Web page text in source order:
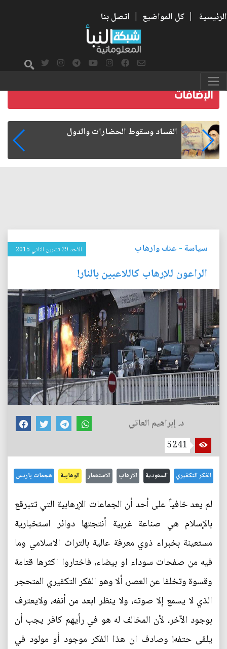
الرئيسية | كل المواضيع | اتصل بنا
رواتب الموظفين على صفيح ساخن
سياسة- عنف وارهاب الأحد 29 تشرين الثاني 2015
الراعون للإرهاب كاللاعبين بالنار!
د. إبراهيم العاتي
5241
الفكر التكفيري السعودية الارهاب الاستعمار الوهابية هجمات باريس
لم يعد خافياً على أحد أن الجماعات الإرهابية التي تتبرقع
بالإسلام هي صناعة غربية أنتجتها دوائر استخبارية
مستعينة بخبراء ذوي معرفة عالية بالتراث الاسلامي وما
فيه من صفحات سوداء او بيضاء، فاختاروا اكثرها قتامة
وقسوة وتخلفا عن العصر، ألا وهو الفكر التكفيري المتحجر
الذي لا يسمع إلا صوته، ولا ينظر ابعد من أنفه، ولايعترف
بوجود الآخر، لأن المخالف له هو في رأيهم كافر يجب أن
يلقى حتفه! وصادف ان هذا الفكر موجود أو مولود في